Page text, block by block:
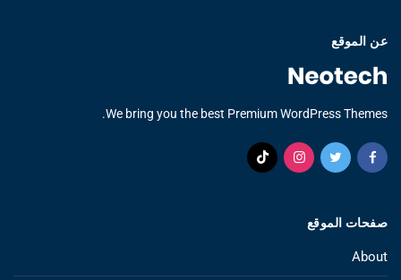
عن الموقع
We bring you the best Premium WordPress Themes.
صفحات الموقع
About